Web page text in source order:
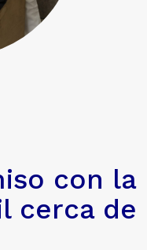
con la
cerca de